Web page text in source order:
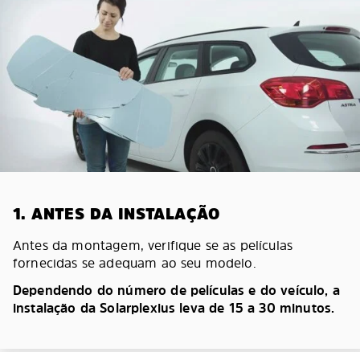
1. ANTES DA INSTALAÇÃO
Antes da montagem, verifique se as películas
fornecidas se adequam ao seu modelo.
Dependendo do número de películas e do veículo, a
instalação da Solarplexius leva de 15 a 30 minutos.